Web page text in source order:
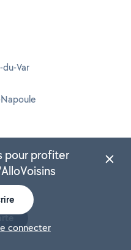
Var
pour profiter
connecter